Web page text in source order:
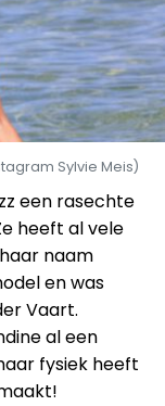
Sylvie Meis)
een rasechte
heeft al vele
naam
en was
Vaart.
al een
fysiek heeft